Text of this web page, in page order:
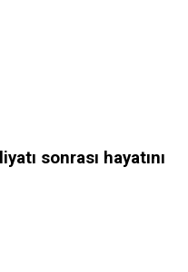
sonrası hayatını